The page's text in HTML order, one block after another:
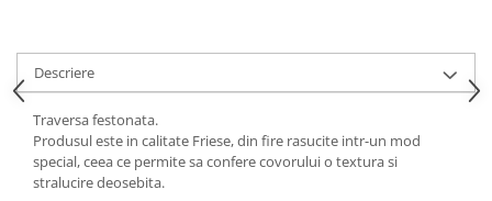
Descriere
Traversa festonata.
Produsul este in calitate Friese, din fire rasucite intr-un mod
special, ceea ce permite sa confere covorului o textura si
stralucire deosebita.